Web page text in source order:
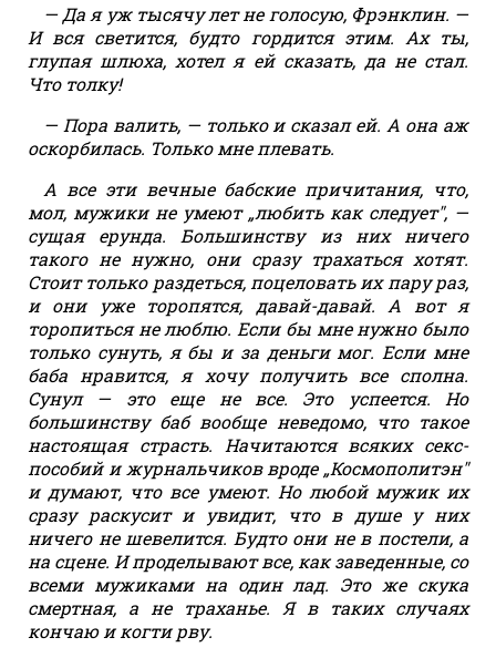
— Да я уж тысячу лет не голосую, Фрэнклин. —
И вся светится, будто гордится этим. Ах ты,
глупая шлюха, хотел я ей сказать, да не стал.
Что толку!
— Пора валить, — только и сказал ей. А она аж
оскорбилась. Только мне плевать.
А все эти вечные бабские причитания, что,
мол, мужики не умеют „любить как следует", —
сущая ерунда. Большинству из них ничего
такого не нужно, они сразу трахаться хотят.
Стоит только раздеться, поцеловать их пару раз,
и они уже торопятся, давай-давай. А вот я
торопиться не люблю. Если бы мне нужно было
только сунуть, я бы и за деньги мог. Если мне
баба нравится, я хочу получить все сполна.
Сунул — это еще не все. Это успеется. Но
большинству баб вообще неведомо, что такое
настоящая страсть. Начитаются всяких секс-
пособий и журнальчиков вроде „Космополитэн"
и думают, что все умеют. Но любой мужик их
сразу раскусит и увидит, что в душе у них
ничего не шевелится. Будто они не в постели, а
на сцене. И проделывают все, как заведенные, со
всеми мужиками на один лад. Это же скука
смертная, а не траханье. Я в таких случаях
кончаю и когти рву.